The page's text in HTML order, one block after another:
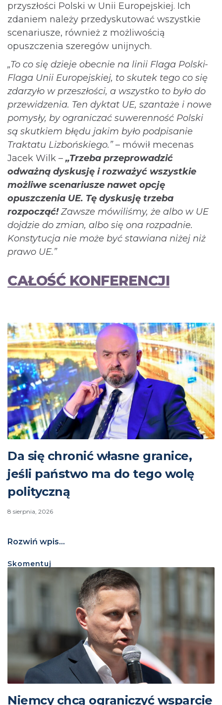
przyszłości Polski w Unii Europejskiej. Ich
zdaniem należy przedyskutować wszystkie
scenariusze, również z możliwością
opuszczenia szeregów unijnych.
„To co się dzieje obecnie na linii Flaga Polski-
Flaga Unii Europejskiej, to skutek tego co się
zdarzyło w przeszłości, a wszystko to było do
przewidzenia. Ten dyktat UE, szantaże i nowe
pomysły, by ograniczać suwerenność Polski
są skutkiem błędu jakim było podpisanie
Traktatu Lizbońskiego.”– mówił mecenas
Jacek Wilk – „Trzeba przeprowadzić
odważną dyskusję i rozważyć wszystkie
możliwe scenariusze nawet opcję
opuszczenia UE. Tę dyskusję trzeba
rozpocząć!Zawsze mówiliśmy, że albo w UE
dojdzie do zmian, albo się ona rozpadnie.
Konstytucja nie może być stawiana niżej niż
prawo UE.”
CAŁOŚĆ KONFERENCJI
Da się chronić własne granice,
jeśli państwo ma do tego wolę
polityczną
8 sierpnia, 2026
Rozwiń wpis...
Skomentuj
Niemcy chcą ograniczyć wsparcie